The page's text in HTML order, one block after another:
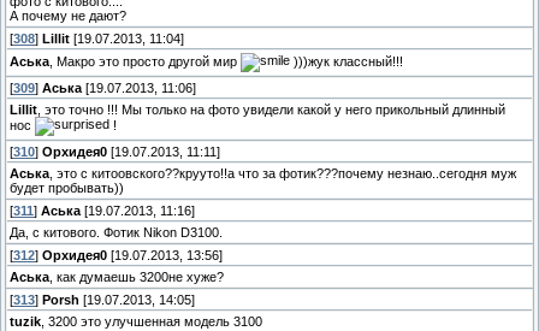
А почему не дают?
[308] Lillit [19.07.2013, 11:04]
Аська , Макро это просто другой мир
)))жук классный!!!
[309] Аська [19.07.2013, 11:06]
Lillit , это точно !!! Мы только на фото увидели какой у него прикольный длинный
нос
!
[310] Орхидея0 [19.07.2013, 11:11]
Аська , это с китоовского??крууто!!а что за фотик???почему незнаю..сегодня муж
будет пробывать))
[311 ] Аська [19.07.2013, 11:16]
Да, с китового. Фотик Nikon D3100.
[312] Орхидея0 [19.07.2013, 13:56]
Аська , как думаешь 3200не хуже?
[313] Porsh [19.07.2013, 14:05]
tuzik , 3200 это улучшенная модель 3100